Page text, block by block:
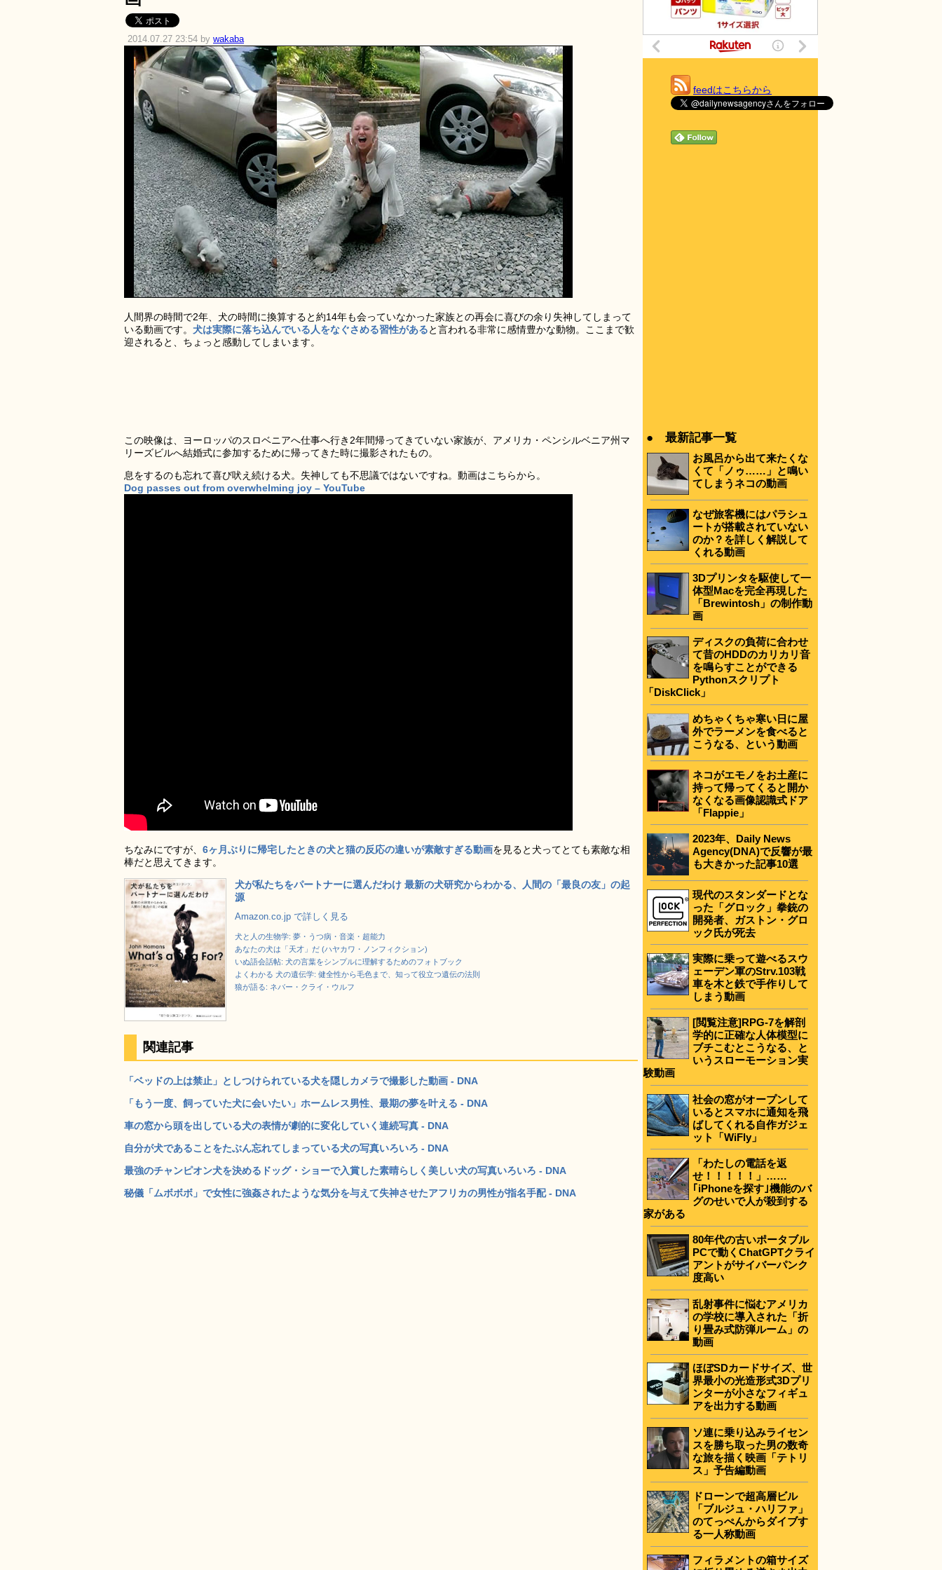
2014.07.27 23:54 by wakaba
人間界の時間で2年、犬の時間に換算すると約14年も会っていなかった家族との再会に喜びの余り失神してしまって
いる動画です。 犬は実際に落ち込んでいる人をなぐさめる習性があると言われる非常に感情豊かな動物。ここまで歓
迎されると、ちょっと感動してしまいます。
この映像は、ヨーロッパのスロベニアへ仕事へ行き2年間帰ってきていない家族が、アメリカ・ペンシルベニア州マ
リーズビルへ結婚式に参加するために帰ってきた時に撮影されたもの。
息をするのも忘れて喜び吠え続ける犬。失神しても不思議ではないですね。動画はこちらから。
Dog passes out from overwhelming joy – YouTube
ちなみにですが、 6ヶ月ぶりに帰宅したときの犬と猫の反応の違いが素敵すぎる動画を見ると犬ってとても素敵な相
棒だと思えてきます。
犬が私たちをパートナーに選んだわけ 最新の犬研究からわかる、人間の「最良の友」の起
源
Amazon.co.jp で詳しく見る
犬と人の生物学: 夢・うつ病・音楽・超能力
あなたの犬は「天才」だ (ハヤカワ・ノンフィクション)
いぬ語会話帖: 犬の言葉をシンプルに理解するためのフォトブック
よくわかる 犬の遺伝学: 健全性から毛色まで、知って役立つ遺伝の法則
狼が語る: ネバー・クライ・ウルフ
関連記事
「ベッドの上は禁止」としつけられている犬を隠しカメラで撮影した動画 - DNA
「もう一度、飼っていた犬に会いたい」ホームレス男性、最期の夢を叶える - DNA
車の窓から頭を出している犬の表情が劇的に変化していく連続写真 - DNA
自分が犬であることをたぶん忘れてしまっている犬の写真いろいろ - DNA
最強のチャンピオン犬を決めるドッグ・ショーで入賞した素晴らしく美しい犬の写真いろいろ - DNA
秘儀「ムボボボ」で女性に強姦されたような気分を与えて失神させたアフリカの男性が指名手配 - DNA
feedはこちらから
● 最新記事一覧
お風呂から出て来たくな
くて「ノゥ……」と鳴い
てしまうネコの動画
なぜ旅客機にはパラシュ
ートが搭載されていない
のか？を詳しく解説して
くれる動画
3Dプリンタを駆使して一
体型Macを完全再現した
「Brewintosh」の制作動
画
ディスクの負荷に合わせ
て昔のHDDのカリカリ音
を鳴らすことができる
Pythonスクリプト
「DiskClick」
めちゃくちゃ寒い日に屋
外でラーメンを食べると
こうなる、という動画
ネコがエモノをお土産に
持って帰ってくると開か
なくなる画像認識式ドア
「Flappie」
2023年、Daily News
Agency(DNA)で反響が最
も大きかった記事10選
現代のスタンダードとな
った「グロック」拳銃の
開発者、ガストン・グロ
ック氏が死去
実際に乗って遊べるスウ
ェーデン軍のStrv.103戦
車を木と鉄で手作りして
しまう動画
[閲覧注意]RPG-7を解剖
学的に正確な人体模型に
ブチこむとこうなる、と
いうスローモーション実
験動画
社会の窓がオープンして
いるとスマホに通知を飛
ばしてくれる自作ガジェ
ット「WiFly」
「わたしの電話を返
せ！！！！！」……
｢iPhoneを探す｣機能のバ
グのせいで人が殺到する
家がある
80年代の古いポータブル
PCで動くChatGPTクライ
アントがサイバーパンク
度高い
乱射事件に悩むアメリカ
の学校に導入された「折
り畳み式防弾ルーム」の
動画
ほぼSDカードサイズ、世
界最小の光造形式3Dプリ
ンターが小さなフィギュ
アを出力する動画
ソ連に乗り込みライセン
スを勝ち取った男の数奇
な旅を描く映画「テトリ
ス」予告編動画
ドローンで超高層ビル
「ブルジュ・ハリファ」
のてっぺんからダイブす
る一人称動画
フィラメントの箱サイズ